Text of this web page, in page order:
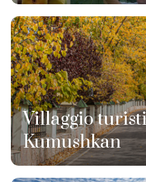
Villaggio
Kumushkan